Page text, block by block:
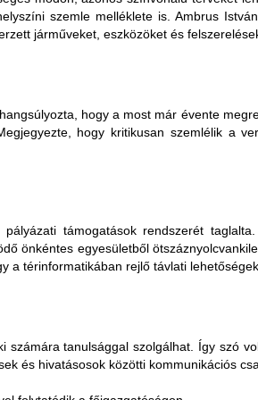
szemle melléklete is. Ambrus
járműveket, eszközöket és
hogy a most már évente
hogy kritikusan szemlélik a
támogatások rendszerét
önkéntes egyesületből
a térinformatikában rejlő távlati
tanulsággal szolgálhat. Így szó
és hivatásosok közötti kommunikációs